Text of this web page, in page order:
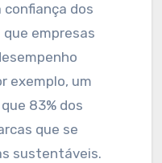
dos
empresas
exemplo, um
83% dos
que se
sustentáveis.